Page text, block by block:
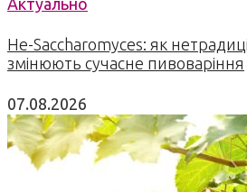
Актуально
Не-Saccharomyces: як
змінюють сучасне пивоваріння
07.08.2026